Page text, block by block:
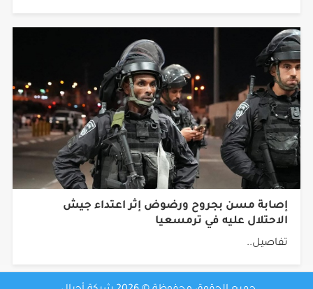
إصابة مسن بجروح ورضوض إثر اعتداء جيش
الاحتلال عليه في ترمسعيا
تفاصيل..